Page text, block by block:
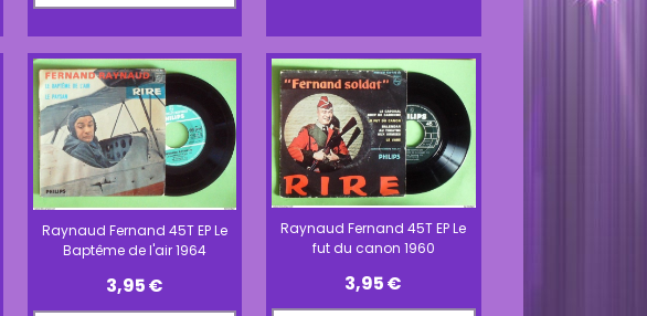
Raynaud Fernand 45T EP Le
Baptême de l'air 1964
3,95€
Raynaud Fernand 45T EP Le
fut du canon 1960
3,95€